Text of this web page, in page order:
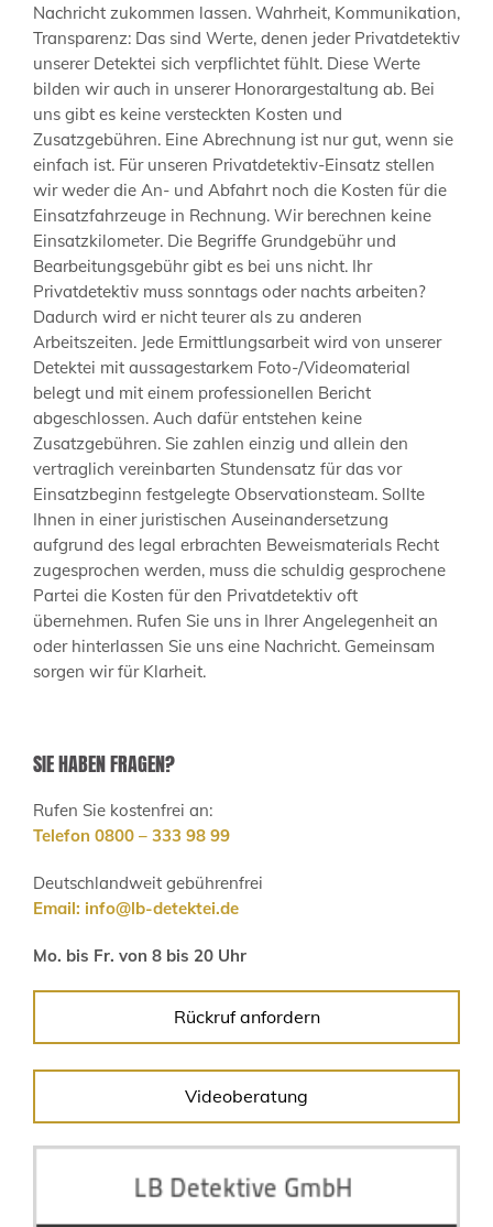
Nachricht zukommen lassen. Wahrheit, Kommunikation,
Transparenz: Das sind Werte, denen jeder Privatdetektiv
unserer Detektei sich verpflichtet fühlt. Diese Werte
bilden wir auch in unserer Honorargestaltung ab. Bei
uns gibt es keine versteckten Kosten und
Zusatzgebühren. Eine Abrechnung ist nur gut, wenn sie
einfach ist. Für unseren Privatdetektiv-Einsatz stellen
wir weder die An- und Abfahrt noch die Kosten für die
Einsatzfahrzeuge in Rechnung. Wir berechnen keine
Einsatzkilometer. Die Begriffe Grundgebühr und
Bearbeitungsgebühr gibt es bei uns nicht. Ihr
Privatdetektiv muss sonntags oder nachts arbeiten?
Dadurch wird er nicht teurer als zu anderen
Arbeitszeiten. Jede Ermittlungsarbeit wird von unserer
Detektei mit aussagestarkem Foto-/Videomaterial
belegt und mit einem professionellen Bericht
abgeschlossen. Auch dafür entstehen keine
Zusatzgebühren. Sie zahlen einzig und allein den
vertraglich vereinbarten Stundensatz für das vor
Einsatzbeginn festgelegte Observationsteam. Sollte
Ihnen in einer juristischen Auseinandersetzung
aufgrund des legal erbrachten Beweismaterials Recht
zugesprochen werden, muss die schuldig gesprochene
Partei die Kosten für den Privatdetektiv oft
übernehmen. Rufen Sie uns in Ihrer Angelegenheit an
oder hinterlassen Sie uns eine Nachricht. Gemeinsam
sorgen wir für Klarheit.
SIE HABEN FRAGEN?
Rufen Sie kostenfrei an:
Telefon 0800 – 333 98 99
Deutschlandweit gebührenfrei
Email: info@lb-detektei.de
Mo. bis Fr. von 8 bis 20 Uhr
Rückruf anfordern
Videoberatung